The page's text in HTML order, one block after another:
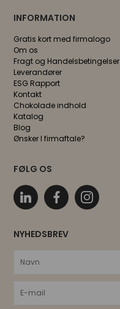
INFORMATION
Gratis kort med firmalogo
Om os
Fragt og Handelsbetingelser
Leverandører
ESG Rapport
Kontakt
Chokolade indhold
Katalog
Blog
Ønsker I firmaftale?
FØLG OS
NYHEDSBREV